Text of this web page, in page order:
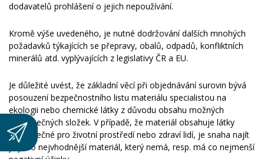
dodavatelů prohlášení o jejich nepoužívání.
Kromě výše uvedeného, je nutné dodržování dalších mnohých
požadavků týkajících se přepravy, obalů, odpadů, konfliktních
minerálů atd. vyplývajících z legislativy ČR a EU.
Je důležité uvést, že základní věcí při objednávání surovin bývá
posouzení bezpečnostního listu materiálu specialistou na
ekologii nebo chemické látky z důvodu obsahu možných
nebezpečných složek. V případě, že materiál obsahuje látky
nebezpečné pro životní prostředí nebo zdraví lidí, je snaha najít
jiný, co nejvhodnější materiál, který nemá, resp. má co nejmenší